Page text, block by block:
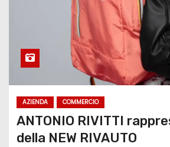
AZIENDA COMMERCIO
ANTONIO RIVITTI
della NEW RIVAUTO